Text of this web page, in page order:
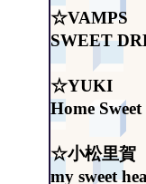
☆VAMPS
SWEET
☆YUKI
Home
☆小松里賀
my sweet